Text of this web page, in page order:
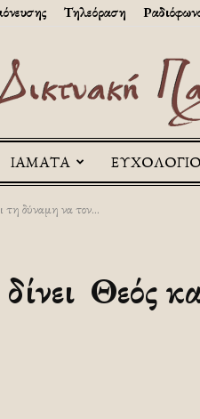
Τηλεόραση
Askitikon
ΙΑΜΑΤΑ ΕΥΧΟΛΟΓΙΟ
τη δύναμη να τον...
ὁ Θεός